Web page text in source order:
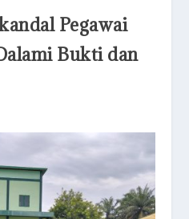
Pegawai
Bukti dan